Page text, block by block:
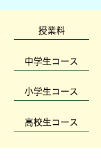
授業料
中学生コース
小学生コース
高校生コース